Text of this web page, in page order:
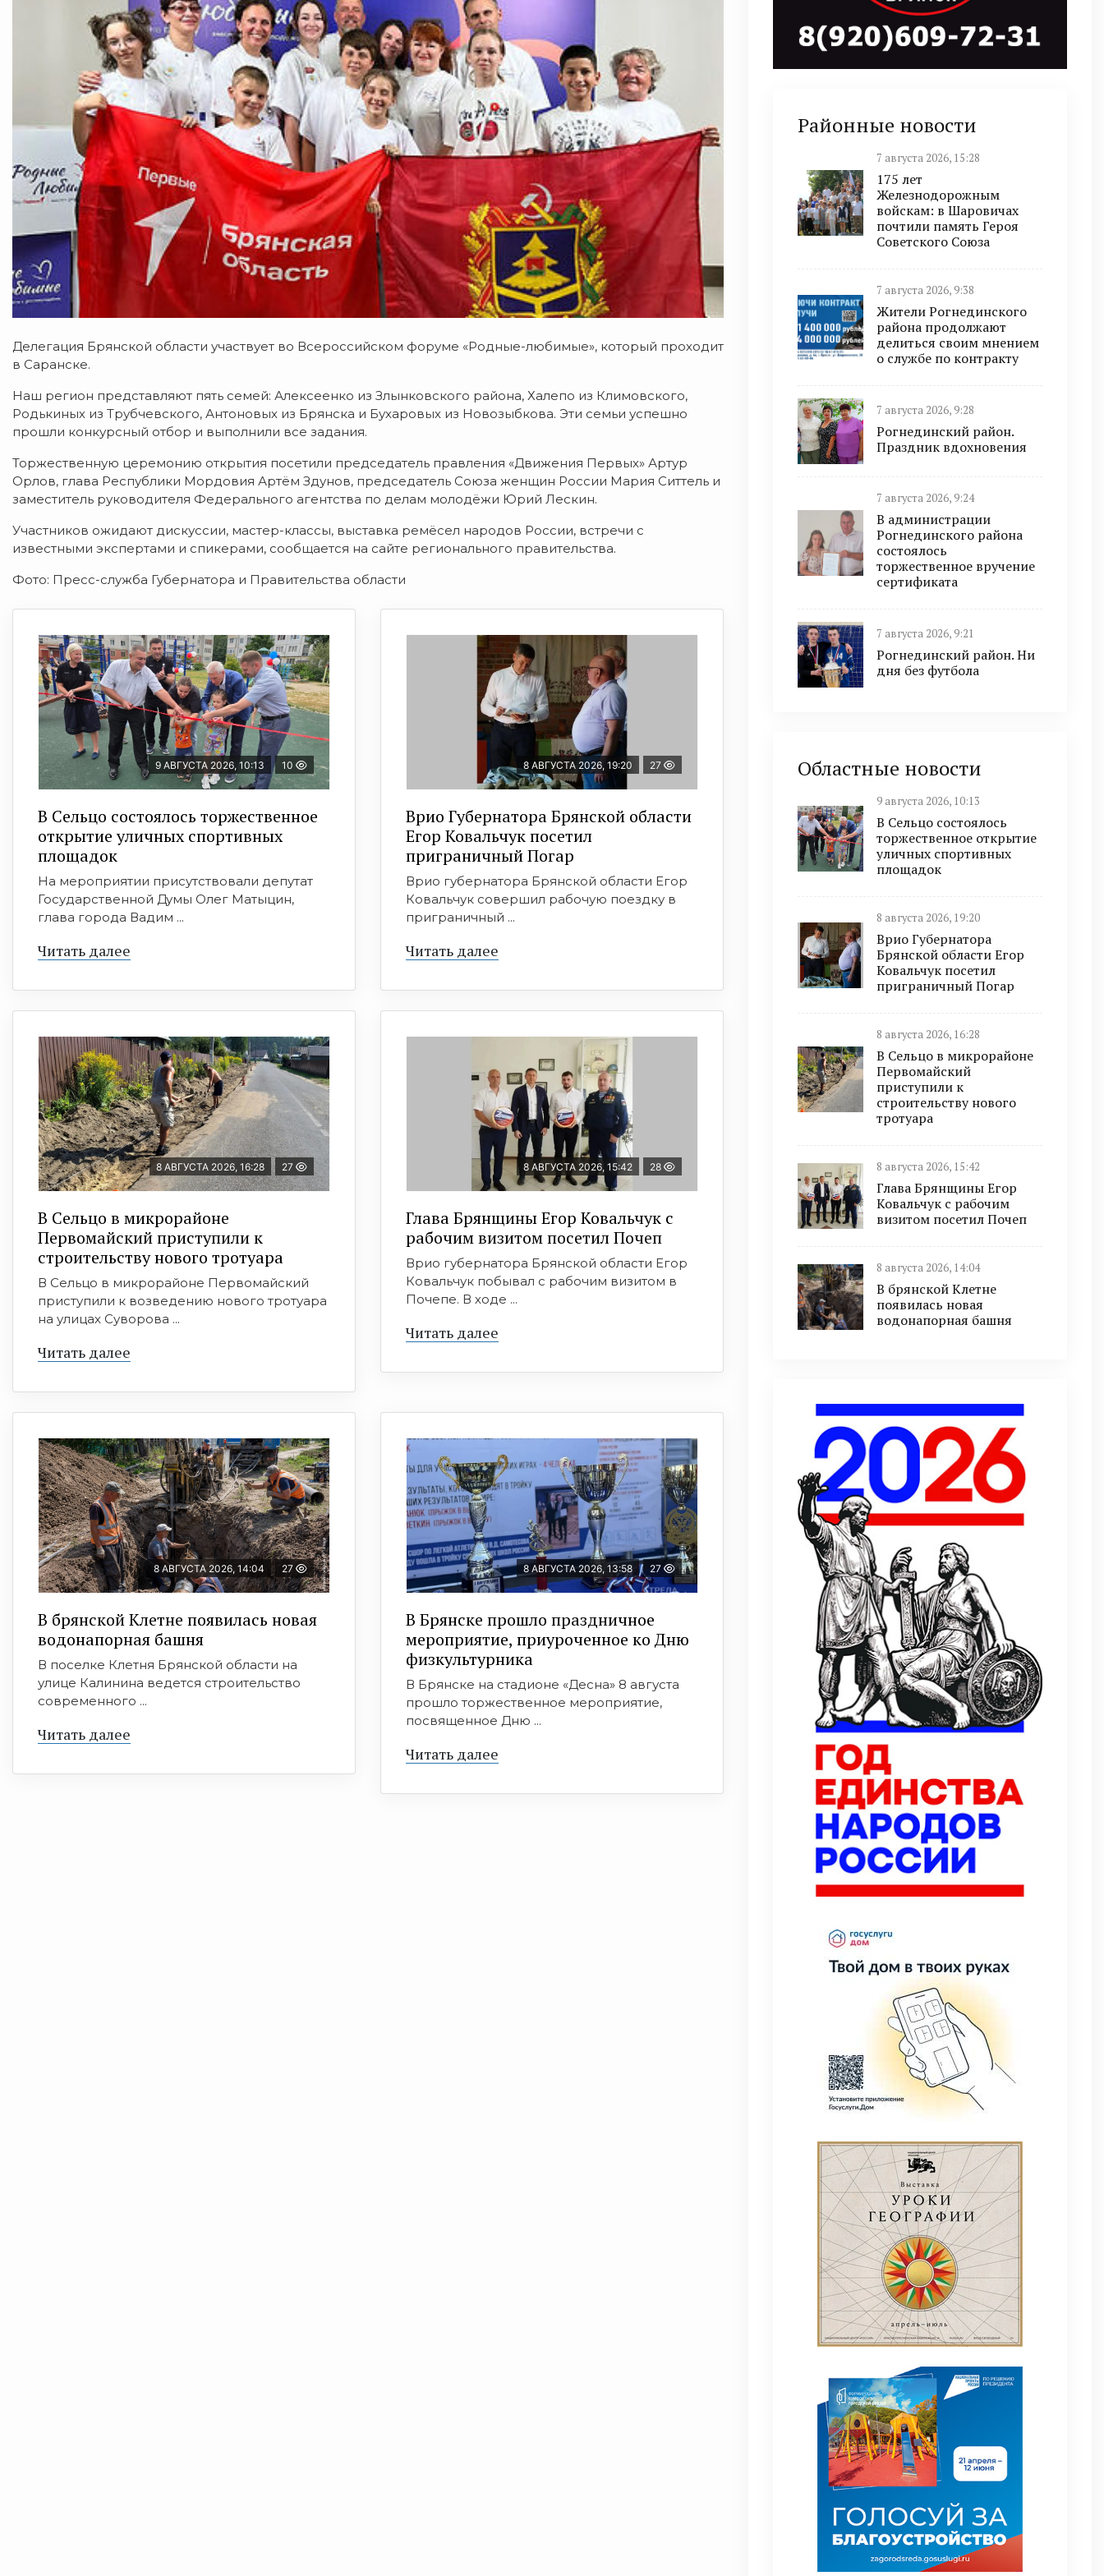
Делегация Брянской области участвует во Всероссийском форуме «Родные-любимые», который проходит
в Саранске.
Наш регион представляют пять семей: Алексеенко из Злынковского района, Халепо из Климовского,
Родькиных из Трубчевского, Антоновых из Брянска и Бухаровых из Новозыбкова. Эти семьи успешно
прошли конкурсный отбор и выполнили все задания.
Торжественную церемонию открытия посетили председатель правления «Движения Первых» Артур
Орлов, глава Республики Мордовия Артём Здунов, председатель Союза женщин России Мария Ситтель и
заместитель руководителя Федерального агентства по делам молодёжи Юрий Лескин.
Участников ожидают дискуссии, мастер-классы, выставка ремёсел народов России, встречи с
известными экспертами и спикерами, сообщается на сайте регионального правительства.
Фото: Пресс-служба Губернатора и Правительства области
9 АВГУСТА 2026, 10:13 10
В Сельцо состоялось торжественное
открытие уличных спортивных
площадок
На мероприятии присутствовали депутат
Государственной Думы Олег Матыцин,
глава города Вадим ...
Читать далее
8 АВГУСТА 2026, 19:20 27
Врио Губернатора Брянской области
Егор Ковальчук посетил
приграничный Погар
Врио губернатора Брянской области Егор
Ковальчук совершил рабочую поездку в
приграничный ...
Читать далее
8 АВГУСТА 2026, 16:28 27
В Сельцо в микрорайоне
Первомайский приступили к
строительству нового тротуара
В Сельцо в микрорайоне Первомайский
приступили к возведению нового тротуара
на улицах Суворова ...
Читать далее
8 АВГУСТА 2026, 15:42 28
Глава Брянщины Егор Ковальчук с
рабочим визитом посетил Почеп
Врио губернатора Брянской области Егор
Ковальчук побывал с рабочим визитом в
Почепе. В ходе ...
Читать далее
8 АВГУСТА 2026, 14:04 27
В брянской Клетне появилась новая
водонапорная башня
В поселке Клетня Брянской области на
улице Калинина ведется строительство
современного ...
Читать далее
8 АВГУСТА 2026, 13:58 27
В Брянске прошло праздничное
мероприятие, приуроченное ко Дню
физкультурника
В Брянске на стадионе «Десна» 8 августа
прошло торжественное мероприятие,
посвященное Дню ...
Читать далее
Районные новости
7 августа 2026, 15:28
175 лет
Железнодорожным
войскам: в Шаровичах
почтили память Героя
Советского Союза
7 августа 2026, 9:38
Жители Рогнединского
района продолжают
делиться своим мнением
о службе по контракту
7 августа 2026, 9:28
Рогнединский район.
Праздник вдохновения
7 августа 2026, 9:24
В администрации
Рогнединского района
состоялось
торжественное вручение
сертификата
7 августа 2026, 9:21
Рогнединский район. Ни
дня без футбола
Областные новости
9 августа 2026, 10:13
В Сельцо состоялось
торжественное открытие
уличных спортивных
площадок
8 августа 2026, 19:20
Врио Губернатора
Брянской области Егор
Ковальчук посетил
приграничный Погар
8 августа 2026, 16:28
В Сельцо в микрорайоне
Первомайский
приступили к
строительству нового
тротуара
8 августа 2026, 15:42
Глава Брянщины Егор
Ковальчук с рабочим
визитом посетил Почеп
8 августа 2026, 14:04
В брянской Клетне
появилась новая
водонапорная башня